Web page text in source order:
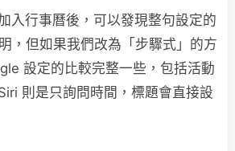
入行事曆後，可以發現整句設定的
，但如果我們改為「步驟式」的方
設定的比較完整一些，包括活動
則是只詢問時間，標題會直接設